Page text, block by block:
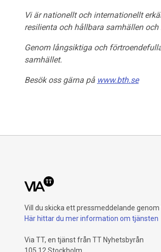
Vi är nationellt och internationellt
resilienta och hållbara samhällen
Genom långsiktiga och
samhället.
Besök oss gärna på www.bth.se
Vill du skicka ett pressmeddelande genom
Här hittar du mer information om tjänsten
Via TT, en tjänst från TT Nyhetsbyrån